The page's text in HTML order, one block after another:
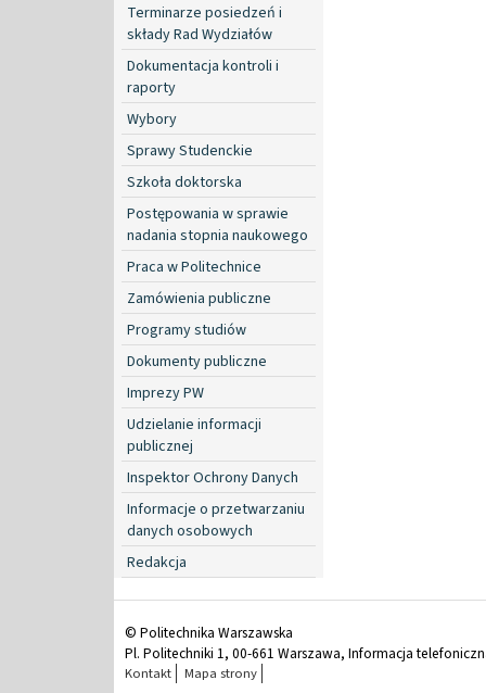
Terminarze posiedzeń i
składy Rad Wydziałów
Dokumentacja kontroli i
raporty
Wybory
Sprawy Studenckie
Szkoła doktorska
Postępowania w sprawie
nadania stopnia naukowego
Praca w Politechnice
Zamówienia publiczne
Programy studiów
Dokumenty publiczne
Imprezy PW
Udzielanie informacji
publicznej
Inspektor Ochrony Danych
Informacje o przetwarzaniu
danych osobowych
Redakcja
© Politechnika Warszawska
Pl. Politechniki 1, 00-661 Warszawa, Informacja
Kontakt Mapa strony